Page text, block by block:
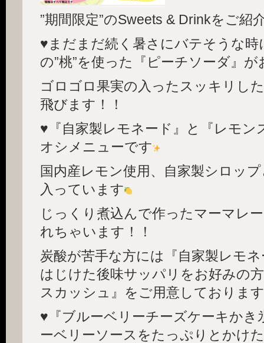
”期間限定”のSweets & Drinkをご紹
♥ まだまだ続く暑さにバテそうな
の”桃”を使った『ピーチソーダ』
ゴロゴロ果実の入ったスッキリし
飛びます！！
♥ 『自家製レモネード』と『レモ
オシメニューです
国内産レモン使用、自家製シロッ
入っています
じっくり煮込んで作ったマーマレ
れちゃいます！！
炭酸が苦手な方には『自家製レモ
はじけた後味サッパリをお好みの
スカッシュ』をご用意しております
♥『ブルーベリーチーズケーキかき
ーベリーソースをたっぷりとかけ